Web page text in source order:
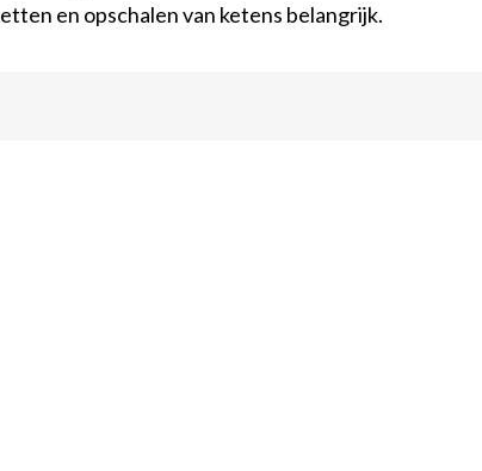
en opschalen van ketens belangrijk.